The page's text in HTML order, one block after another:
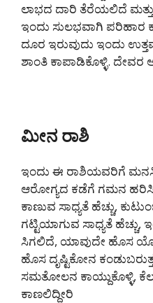
ಲಾಭದ ದಾರಿ ತೆರೆಯಲಿದೆ
ಇಂದು ಸುಲಭವಾಗಿ ಪರಿಹಾರ
ದೂರ ಇರುವುದು ಇಂದು
ಶಾಂತಿ ಕಾಪಾಡಿಕೊಳ್ಳಿ.
ಮೀನ ರಾಶಿ
ಇಂದು ಈ ರಾಶಿಯವರಿಗೆ
ಆರೋಗ್ಯದ ಕಡೆಗೆ ಗಮನ
ಕಾಣುವ ಸಾಧ್ಯತೆ ಹೆಚ್ಚು,
ಗಟ್ಟಿಯಾಗುವ ಸಾಧ್ಯತೆ
ಸಿಗಲಿದೆ, ಯಾವುದೇ ಹೊಸ
ಹೊಸ ದೃಷ್ಟಿಕೋನ
ಸಮತೋಲನ ಕಾಯ್ದುಕೊಳ್ಳಿ,
ಕಾಣಲಿದ್ದೀರಿ